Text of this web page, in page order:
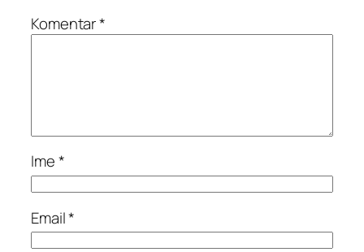
Komentar*
Ime*
Email*